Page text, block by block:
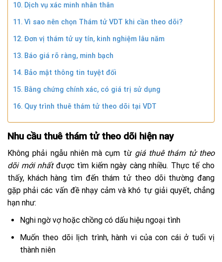
Dịch vụ xác minh nhân thân
Vì sao nên chọn Thám tử VDT khi cần theo dõi?
Đơn vị thám tử uy tín, kinh nghiệm lâu năm
Báo giá rõ ràng, minh bạch
Bảo mật thông tin tuyệt đối
Bằng chứng chính xác, có giá trị sử dụng
Quy trình thuê thám tử theo dõi tại VDT
Nhu cầu thuê thám tử theo dõi hiện nay
Không phải ngẫu nhiên mà cụm từ giá thuê thám tử theo
dõi mới nhấtđược tìm kiếm ngày càng nhiều. Thực tế cho
thấy, khách hàng tìm đến thám tử theo dõi thường đang
gặp phải các vấn đề nhạy cảm và khó tự giải quyết, chẳng
hạn như:
Nghi ngờ vợ hoặc chồng có dấu hiệu ngoại tình
Muốn theo dõi lịch trình, hành vi của con cái ở tuổi vị
thành niên